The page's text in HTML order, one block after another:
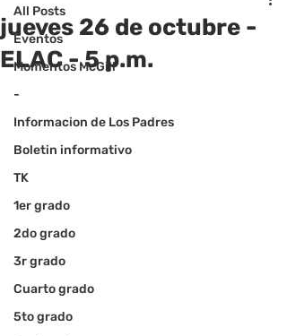
All Posts
Eventos
Momentos McGill
-
Informacion de Los Padres
Boletin informativo
TK
1er grado
2do grado
3r grado
Cuarto grado
5to grado
jueves 26 de octubre -
ELAC - 5 p.m.